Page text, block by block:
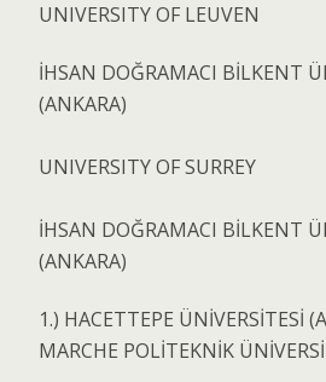
UNIVERSITY OF LEUVEN
İHSAN DOĞRAMACI BİLKENT
(ANKARA)
UNIVERSITY OF SURREY
İHSAN DOĞRAMACI BİLKENT
(ANKARA)
1.) HACETTEPE ÜNİVERSİTESİ
MARCHE POLİTEKNİK